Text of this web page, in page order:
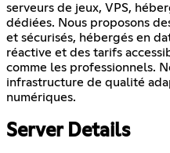
serveurs de jeux, VPS,
dédiées. Nous proposons
et sécurisés, hébergés en
réactive et des tarifs
comme les professionnels.
infrastructure de qualité
numériques.
Server Details